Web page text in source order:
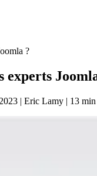
?
experts
| Eric Lamy | 13